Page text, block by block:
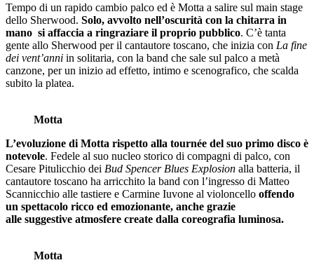
Tempo di un rapido cambio palco ed è Motta a salire sul main stage
dello Sherwood. Solo, avvolto nell’oscurità con la chitarra in
mano si affaccia a ringraziare il proprio pubblico. C’è tanta
gente allo Sherwood per il cantautore toscano, che inizia con La fine
dei vent’anni in solitaria, con la band che sale sul palco a metà
canzone, per un inizio ad effetto, intimo e scenografico, che scalda
subito la platea.
Motta
L’evoluzione di Motta rispetto alla tournée del suo primo disco è
notevole. Fedele al suo nucleo storico di compagni di palco, con
Cesare Pitulicchio dei Bud Spencer Blues Explosion alla batteria, il
cantautore toscano ha arricchito la band con l’ingresso di Matteo
Scannicchio alle tastiere e Carmine Iuvone al violoncello offendo
un spettacolo ricco ed emozionante, anche grazie
alle suggestive atmosfere create dalla coreografia luminosa.
Motta